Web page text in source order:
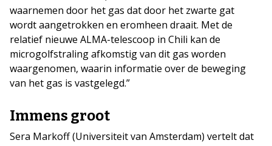
waarnemen door het gas dat door het zwarte gat
wordt aangetrokken en eromheen draait. Met de
relatief nieuwe ALMA-telescoop in Chili kan de
microgolfstraling afkomstig van dit gas worden
waargenomen, waarin informatie over de beweging
van het gas is vastgelegd.”
Immens groot
Sera Markoff (Universiteit van Amsterdam) vertelt dat